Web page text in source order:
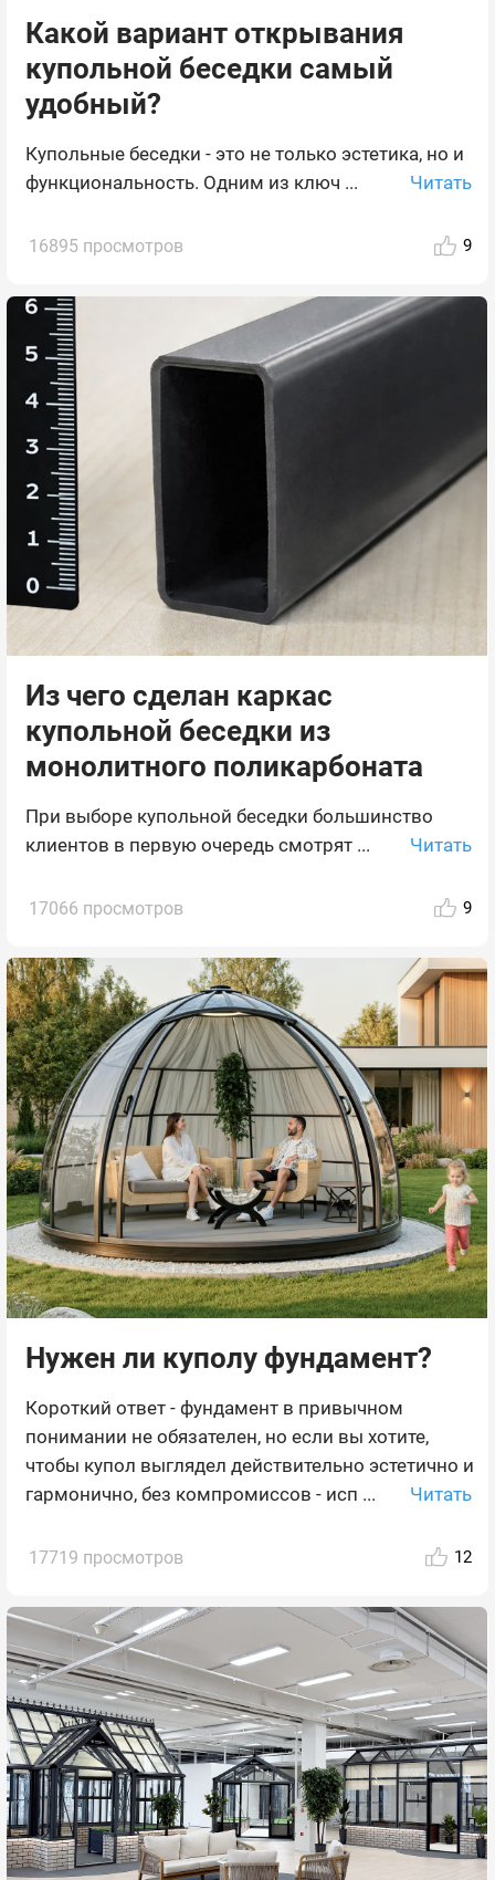
Какой вариант открывания
купольной беседки самый
удобный?
Купольные беседки - это не только эстетика, но и
функциональность. Одним из ключ ...
Читать
16895 просмотров 9
Из чего сделан каркас
купольной беседки из
монолитного поликарбоната
При выборе купольной беседки большинство
клиентов в первую очередь смотрят ...
Читать
17066 просмотров 9
Нужен ли куполу фундамент?
Короткий ответ - фундамент в привычном
понимании не обязателен, но если вы хотите,
чтобы купол выглядел действительно эстетично и
гармонично, без компромиссов - исп ...
Читать
17719 просмотров 12